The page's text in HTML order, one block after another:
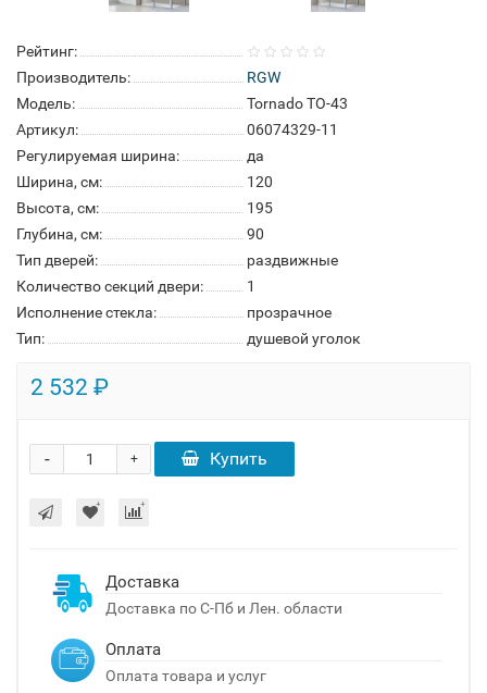
Рейтинг:
Производитель:
RGW
Модель:
Tornado TO-43
Артикул:
06074329-11
Регулируемая ширина:
да
Ширина, см:
120
Высота, см:
195
Глубина, см:
90
Тип дверей:
раздвижные
Количество секций двери:
1
Исполнение стекла:
прозрачное
Тип:
душевой уголок
2 532 ₽
+
- Купить
Доставка
Доставка по С-Пб и Лен. области
Оплата
Оплата товара и услуг